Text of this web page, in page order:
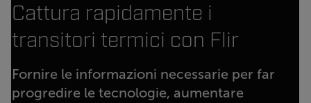
Cattura rapidamente i
transitori termici con Flir
Fornire le informazioni necessarie per far
progredire le tecnologie, aumentare